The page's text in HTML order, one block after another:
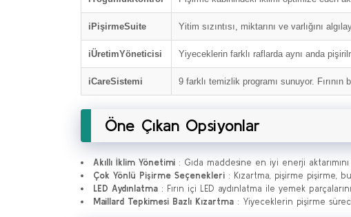
iPişirmeSuite Yitim sızıntısı, miktarını ve varlığını
iÜretimYöneticisi Yiyeceklerin farklı raflarda aynı anda
iCareSistemi 9 farklı temizlik programı sunuyor.
Öne Çıkan Opsiyonlar
Akıllı İklim Yönetimi : Gıda maddesine en iyi enerji
Çok Yönlü Pişirme Seçenekleri : Kızartma, pişirme pişirme,
LED Aydınlatma : Fırın içi LED aydınlatma ile yemek
Maillard Tepkimesi Bazlı Kızartma : Yiyeceklerin pişirme